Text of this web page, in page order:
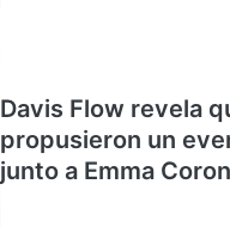
Davis Flow revela
propusieron un
junto a Emma